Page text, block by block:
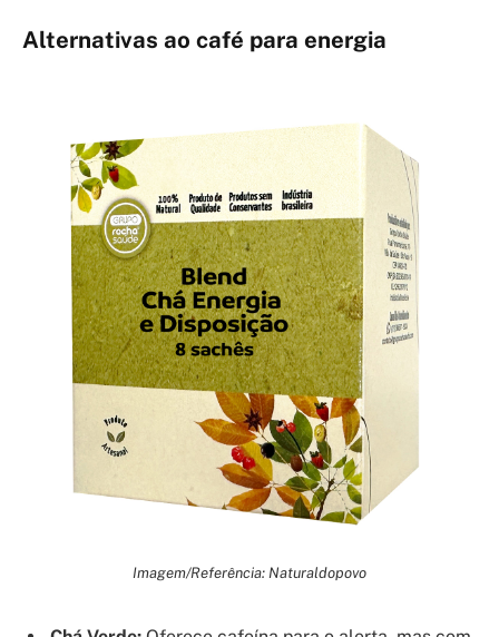
Alternativas ao café para energia
Imagem/Referência: Naturaldopovo